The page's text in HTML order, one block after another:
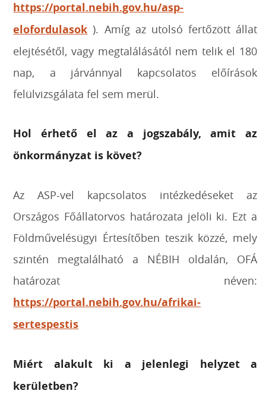
https://portal.nebih.gov.hu/asp-
elofordulasok ). Amíg az utolsó fertőzött állat
elejtésétől, vagy megtalálásától nem telik el 180
nap, a járvánnyal kapcsolatos előírások
felülvizsgálata fel sem merül.
Hol érhető el az a jogszabály, amit az
önkormányzat is követ?
Az ASP-vel kapcsolatos intézkedéseket az
Országos Főállatorvos határozata jelöli ki. Ezt a
Földművelésügyi Értesítőben teszik közzé, mely
szintén megtalálható a NÉBIH oldalán, OFÁ
határozat néven:
https://portal.nebih.gov.hu/afrikai-
sertespestis
Miért alakult ki a jelenlegi helyzet a
kerületben?